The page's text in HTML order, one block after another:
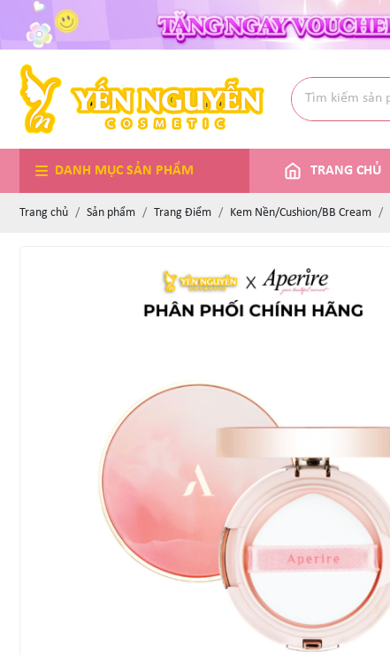
DANH MỤC SẢN PHẨM TRANG CHỦ
Trang chủ Sản phẩm Trang Điểm Kem Nền/Cushion/BB Cream